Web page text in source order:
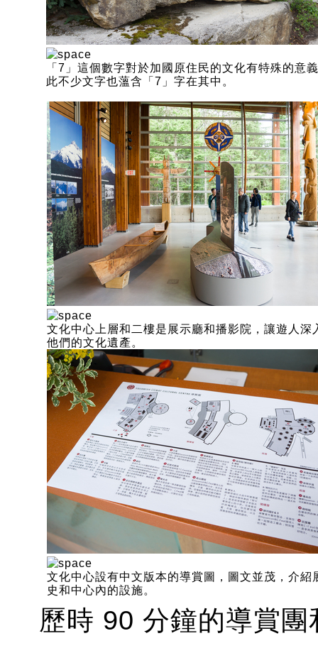
「7」這個數字對於加國原住民的文化有特殊的意
此不少文字也薀含「7」字在其中。
文化中心上層和二樓是展示廳和播影院，讓遊人深
他們的文化遺產。
文化中心設有中文版本的導賞圖，圖文並茂，介紹
史和中心內的設施。
歷時 90 分鐘的導賞